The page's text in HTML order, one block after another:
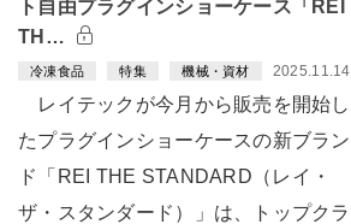
ト自由プラグインショーケース「REI
TH…
冷凍食品 特集 機械・資材 2025.11.14
レイテックが今月から販売を開始し
たプラグインショーケースの新ブラン
ド「REI THE STANDARD（レイ・
ザ・スタンダード）」は、トップクラ